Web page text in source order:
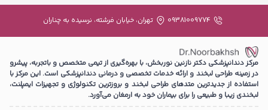
09381009774 تهران، خیابان فرشته، نرسیده به چناران
مرکز دندانپزشکی دکتر نازنین نوربخش، با بهره‌گیری از تیمی متخصص و باتجربه، پیشرو
در زمینه طراحی لبخند و ارائه خدمات تخصصی و درمانی دندانپزشکی است. این مرکز با
استفاده از جدیدترین متدهای طراحی لبخند و بروزترین تکنولوژی و تجهیزات ایمپلنت،
لبخندی زیبا و طبیعی را برای بیماران خود به ارمغان می‌آورد.